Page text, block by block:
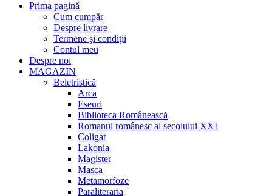
Prima pagină
Cum cumpăr
Despre livrare
Termene şi condiţii
Contul meu
Despre noi
MAGAZIN
Beletristică
Arca
Eseuri
Biblioteca Românească
Romanul românesc al secolului XXI
Coligat
Lakonia
Magister
Masca
Metamorfoze
Paraliteraria